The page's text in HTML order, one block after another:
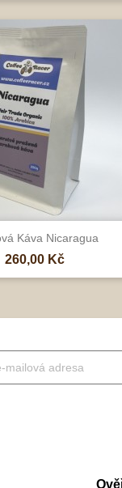
Káva Nicaragua
Cena
260,00 Kč
Rychlý náhled